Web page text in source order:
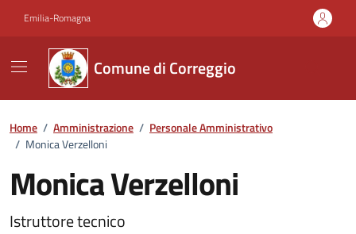
Emilia-Romagna
Comune di Correggio
Home / Amministrazione / Personale Amministrativo
/ Monica Verzelloni
Monica Verzelloni
Istruttore tecnico